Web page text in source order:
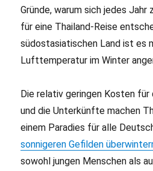
Gründe, warum sich jedes Jahr
für eine Thailand-Reise
südostasiatischen Land ist es
Lufttemperatur im Winter
Die relativ geringen Kosten
und die Unterkünfte machen
einem Paradies für alle
sonnigeren Gefilden
sowohl jungen Menschen als